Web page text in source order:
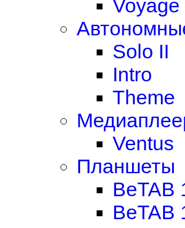
Voyage
Solo II
Intro
Theme
Ventus
Планшеты
BeTAB
BeTAB